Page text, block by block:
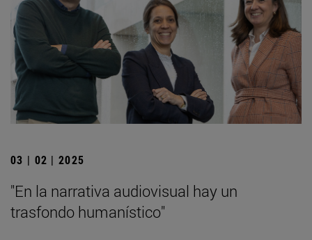
03 | 02 | 2025
"En la narrativa audiovisual hay un
trasfondo humanístico"